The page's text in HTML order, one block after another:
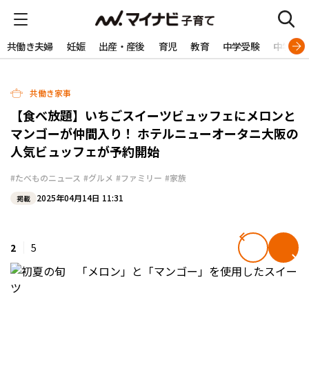
共働き夫婦 妊娠 出産・産後 育児 教育 中学受験 中学生
共働き家事
【食べ放題】いちごスイーツビュッフェにメロンと
マンゴーが仲間入り！ ホテルニューオータニ大阪の
人気ビュッフェが予約開始
#たべものニュース #グルメ #ファミリー #家族
掲載 2025年04月14日 11:31
2 5